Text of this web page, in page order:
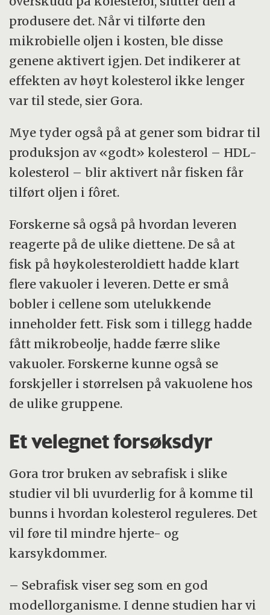
produsere det. Når vi tilførte den
mikrobielle oljen i kosten, ble disse
genene aktivert igjen. Det indikerer at
effekten av høyt kolesterol ikke lenger
var til stede, sier Gora.
Mye tyder også på at gener som bidrar til
produksjon av «godt» kolesterol – HDL-
kolesterol – blir aktivert når fisken får
tilført oljen i fôret.
Forskerne så også på hvordan leveren
reagerte på de ulike diettene. De så at
fisk på høykolesteroldiett hadde klart
flere vakuoler i leveren. Dette er små
bobler i cellene som utelukkende
inneholder fett. Fisk som i tillegg hadde
fått mikrobeolje, hadde færre slike
vakuoler. Forskerne kunne også se
forskjeller i størrelsen på vakuolene hos
de ulike gruppene.
Et velegnet forsøksdyr
Gora tror bruken av sebrafisk i slike
studier vil bli uvurderlig for å komme til
bunns i hvordan kolesterol reguleres. Det
vil føre til mindre hjerte- og
karsykdommer.
– Sebrafisk viser seg som en god
modellorganisme. I denne studien har vi